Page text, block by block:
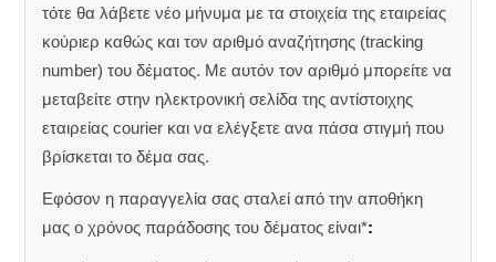
τότε θα λάβετε νέο μήνυμα με τα στοιχεία της εταιρείας
κούριερ καθώς και τον αριθμό αναζήτησης (tracking
number) του δέματος. Με αυτόν τον αριθμό μπορείτε να
μεταβείτε στην ηλεκτρονική σελίδα της αντίστοιχης
εταιρείας courier και να ελέγξετε ανα πάσα στιγμή που
βρίσκεται το δέμα σας.
Εφόσον η παραγγελία σας σταλεί από την αποθήκη
μας ο χρόνος παράδοσης του δέματος είναι*: